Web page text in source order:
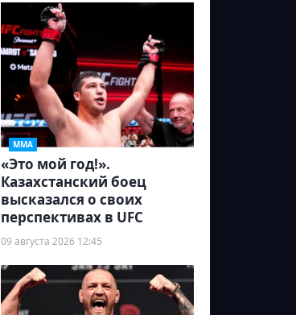
ММА
«Это мой год!».
Казахстанский боец
высказался о своих
перспективах в UFC
09 августа 2026 12:45